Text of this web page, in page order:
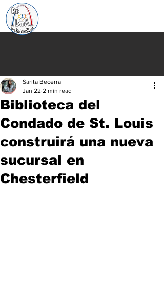
Biblioteca del
Condado de St. Louis
construirá una nueva
sucursal en
Chesterfield
Sarita Becerra
Jan 22 2 min read